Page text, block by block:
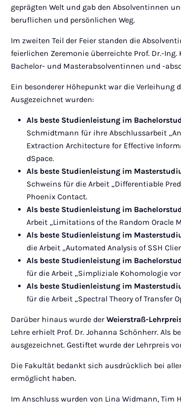
geprägten Welt und gab den Absolventinnen
beruflichen und persönlichen Weg.
Im zweiten Teil der Feier standen die
feierlichen Zeremonie überreichte Prof. Dr.-
Bachelor- und Masterabsolventinnen und -
Ein besonderer Höhepunkt war die Verleihung
Ausgezeichnet wurden:
Als beste Studienleistung im
Schmidtmann für ihre Abschlussarbeit
Extraction Architecture for Effective
dSpace.
Als beste Studienleistung im
Schweins für die Arbeit „Differentiable
Phoenix Contact.
Als beste Studienleistung im
Arbeit „Limitations of the Random Oracle
Als beste Studienleistung im
die Arbeit „Automated Analysis of SSH
Als beste Studienleistung im
für die Arbeit „Simpliziale Kohomologie
Als beste Studienleistung im
für die Arbeit „Spectral Theory of Transfer
Darüber hinaus wurde derWeierstraß-
Lehre erhielt Prof. Dr. Johanna Schönherr. Als
ausgezeichnet. Gestiftet wurde der Lehrpreis
Die Fakultät bedankt sich ausdrücklich bei
ermöglicht haben.
Im Anschluss wurden von Lina Widmann,